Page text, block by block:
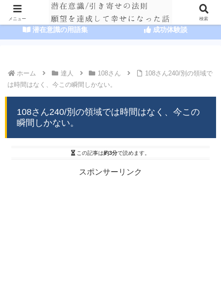
HOME 潜在意識の達人まとめ
潜在意識の用語集 成功体験談
ホーム 達人 108さん
108さん240/別の領域で
は時間はなく、今この瞬間しかない。
108さん240/別の領域では時間はなく、今この
瞬間しかない。
この記事は約3分で読めます。
スポンサーリンク
メニュー 検索